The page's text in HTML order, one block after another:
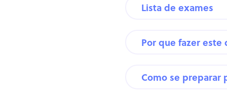
Lista de exames
Por que fazer este
Como se preparar